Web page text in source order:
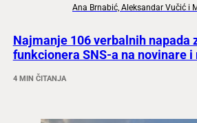
Ana Brnabić, Aleksandar Vučić i
Najmanje 106 verbalnih napada
funkcionera SNS-a na novinare
4 MIN ČITANJA